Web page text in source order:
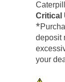
Critical
deposit
your